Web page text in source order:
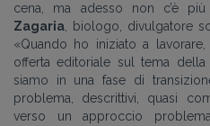
cena, ma adesso non c’è
Zagaria , biologo, divulgatore
«Quando ho iniziato a
offerta editoriale sul tema della
siamo in una fase di
problema, descrittivi, quasi
verso un approccio